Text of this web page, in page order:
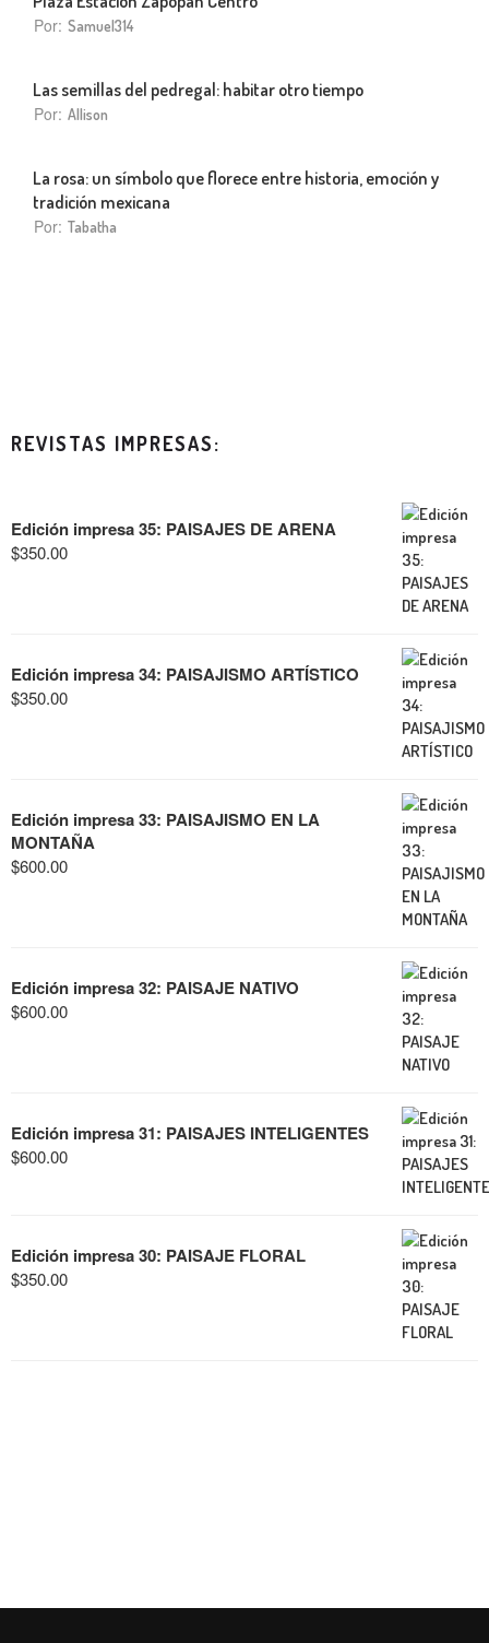
Por: Samuel314
Las semillas del pedregal: habitar otro tiempo
Por: Allison
La rosa: un símbolo que florece entre historia, emoción y
tradición mexicana
Por: Tabatha
REVISTAS IMPRESAS:
Edición impresa 35: PAISAJES DE ARENA
$350.00
Edición impresa 34: PAISAJISMO ARTÍSTICO
$350.00
Edición impresa 33: PAISAJISMO EN LA
MONTAÑA
$600.00
Edición impresa 32: PAISAJE NATIVO
$600.00
Edición impresa 31: PAISAJES INTELIGENTES
$600.00
Edición impresa 30: PAISAJE FLORAL
$350.00